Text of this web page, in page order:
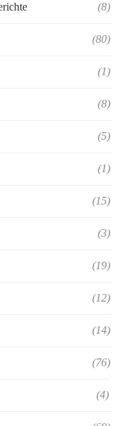
(8)
(80)
(1)
(8)
(5)
(1)
(15)
(3)
(19)
(12)
(14)
(76)
(4)